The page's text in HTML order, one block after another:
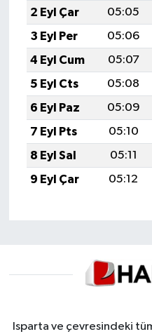
2 Eyl Çar
05:05
3 Eyl Per
05:06
4 Eyl Cum
05:07
5 Eyl Cts
05:08
6 Eyl Paz
05:09
7 Eyl Pts
05:10
8 Eyl Sal
05:11
9 Eyl Çar
05:12
Isparta ve çevresindeki